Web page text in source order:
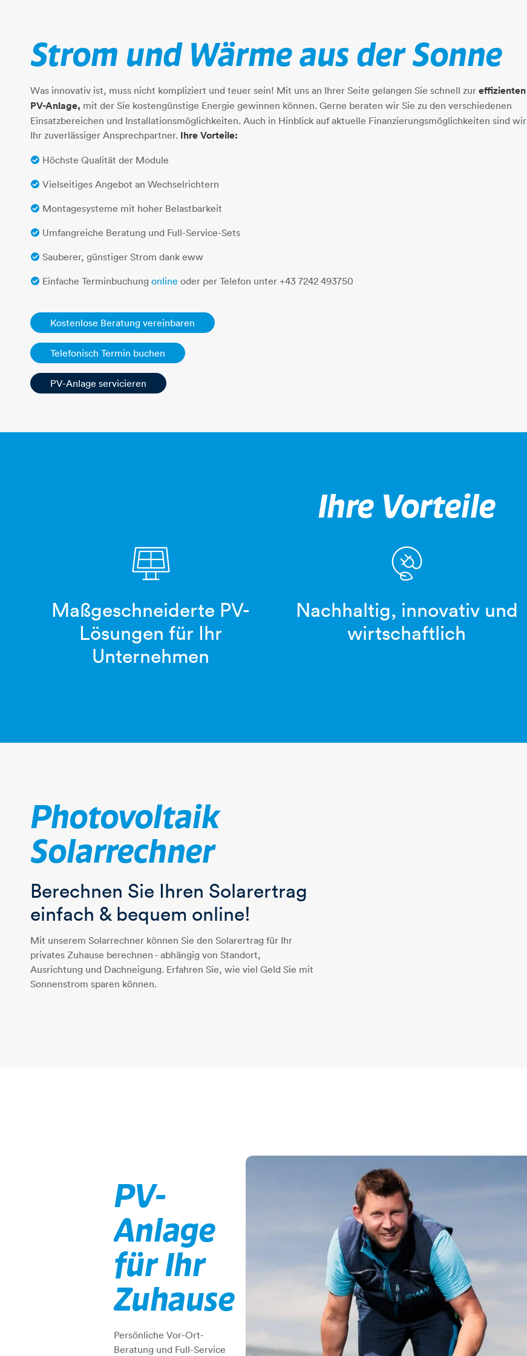
Strom und Wärme aus der Sonne
Was innovativ ist, muss nicht kompliziert und teuer sein! Mit uns an Ihrer Seite gelangen Sie schnell zur effizienten
PV-Anlage, mit der Sie kostengünstige Energie gewinnen können. Gerne beraten wir Sie zu den verschiedenen
Einsatzbereichen und Installationsmöglichkeiten. Auch in Hinblick auf aktuelle Finanzierungsmöglichkeiten sind wir
Ihr zuverlässiger Ansprechpartner. Ihre Vorteile:
Höchste Qualität der Module
Vielseitiges Angebot an Wechselrichtern
Montagesysteme mit hoher Belastbarkeit
Umfangreiche Beratung und Full-Service-Sets
Sauberer, günstiger Strom dank eww​​​​​​​​
Einfache Terminbuchung online oder per Telefon unter +43 7242 493750
Kostenlose Beratung vereinbaren
Telefonisch Termin buchen
PV-Anlage servicieren
Ihre Vorteile
photovoltaik
Maßgeschneiderte PV-
Lösungen für Ihr
Unternehmen
stecker-blatt-oekostrom
Nachhaltig, innovativ und
wirtschaftlich
Photovoltaik
Solarrechner
Berechnen Sie Ihren Solarertrag
einfach & bequem online!
Mit unserem Solarrechner können Sie den Solarertrag für Ihr
privates Zuhause berechnen - abhängig von Standort,
Ausrichtung und Dachneigung. Erfahren Sie, wie viel Geld Sie mit
Sonnenstrom sparen können.
PV-
Anlage
für Ihr
Zuhause
Persönliche Vor-Ort-
Beratung und Full-Service